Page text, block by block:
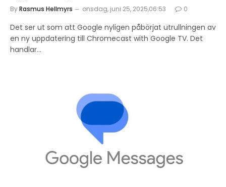
ByRasmus Hellmyrs onsdag, juni 25, 2025,06:53 0
Det ser ut som att Google nyligen påbörjat utrullningen av
en ny uppdatering till Chromecast with Google TV. Det
handlar…